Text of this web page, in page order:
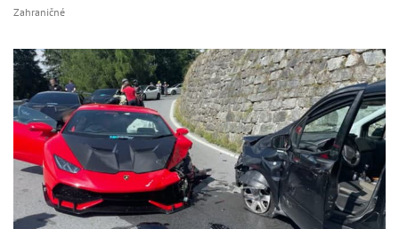
Zahraničné